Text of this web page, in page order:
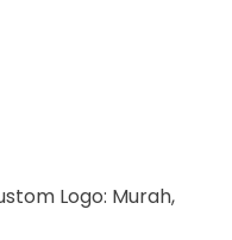
Logo: Murah,